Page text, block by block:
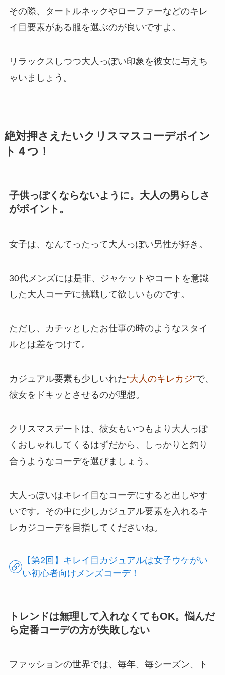
その際、タートルネックやローファーなどのキレ
イ目要素がある服を選ぶのが良いですよ。
リラックスしつつ大人っぽい印象を彼女に与えち
ゃいましょう。
絶対押さえたいクリスマスコーデポイン
ト４つ！
子供っぽくならないように。大人の男らしさ
がポイント。
女子は、なんてったって大人っぽい男性が好き。
30代メンズには是非、ジャケットやコートを意識
した大人コーデに挑戦して欲しいものです。
ただし、カチッとしたお仕事の時のようなスタイ
ルとは差をつけて。
カジュアル要素も少しいれた“大人のキレカジ”で、
彼女をドキッとさせるのが理想。
クリスマスデートは、彼女もいつもより大人っぽ
くおしゃれしてくるはずだから、しっかりと釣り
合うようなコーデを選びましょう。
大人っぽいはキレイ目なコーデにすると出しやす
いです。その中に少しカジュアル要素を入れるキ
レカジコーデを目指してくださいね。
【第2回】キレイ目カジュアルは女子ウケがい
い初心者向けメンズコーデ！
トレンドは無理して入れなくてもOK。悩んだ
ら定番コーデの方が失敗しない
ファッションの世界では、毎年、毎シーズン、ト